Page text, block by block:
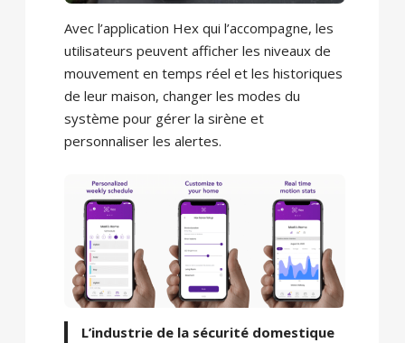
Avec l’application Hex qui l’accompagne, les
utilisateurs peuvent afficher les niveaux de
mouvement en temps réel et les historiques
de leur maison, changer les modes du
système pour gérer la sirène et
personnaliser les alertes.
L’industrie de la sécurité domestique